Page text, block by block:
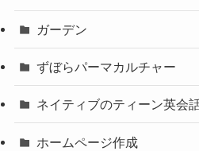
ガーデン
ずぼらパーマカルチャー
ネイティブのティーン英会
ホームページ作成